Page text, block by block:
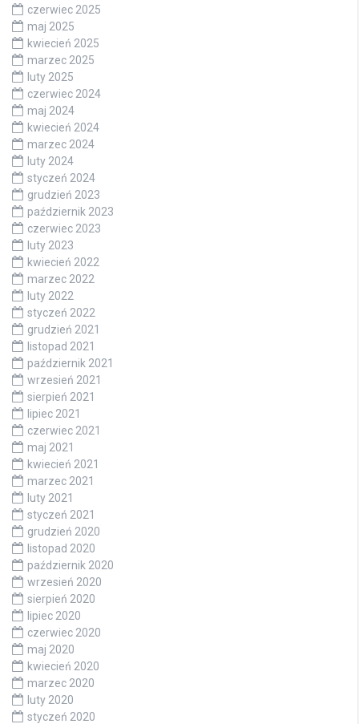
czerwiec 2025
maj 2025
kwiecień 2025
marzec 2025
luty 2025
czerwiec 2024
maj 2024
kwiecień 2024
marzec 2024
luty 2024
styczeń 2024
grudzień 2023
październik 2023
czerwiec 2023
luty 2023
kwiecień 2022
marzec 2022
luty 2022
styczeń 2022
grudzień 2021
listopad 2021
październik 2021
wrzesień 2021
sierpień 2021
lipiec 2021
czerwiec 2021
maj 2021
kwiecień 2021
marzec 2021
luty 2021
styczeń 2021
grudzień 2020
listopad 2020
październik 2020
wrzesień 2020
sierpień 2020
lipiec 2020
czerwiec 2020
maj 2020
kwiecień 2020
marzec 2020
luty 2020
styczeń 2020